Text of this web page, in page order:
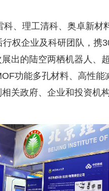
、理工清科、奥卓新材
权企业及科研团队，携
出的陆空两栖机器人、
功能多孔材料、高性能
关政府、企业和投资机